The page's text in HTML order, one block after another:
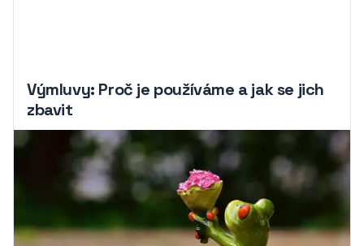
Výmluvy: Proč je používáme a jak se jich
zbavit